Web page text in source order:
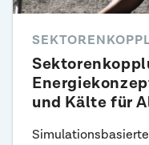
und Kälte für